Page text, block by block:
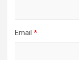
Email *